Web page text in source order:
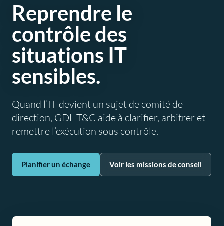
Reprendre le
contrôle des
situations IT
sensibles.
Quand l’IT devient un sujet de comité de
direction, GDL T&C aide à clarifier, arbitrer et
remettre l’exécution sous contrôle.
Planifier un échange Voir les missions de conseil